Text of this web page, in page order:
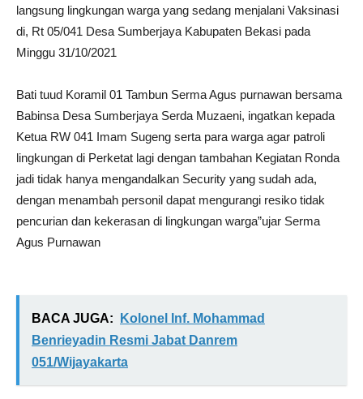
langsung lingkungan warga yang sedang menjalani Vaksinasi
di, Rt 05/041 Desa Sumberjaya Kabupaten Bekasi pada
Minggu 31/10/2021
Bati tuud Koramil 01 Tambun Serma Agus purnawan bersama
Babinsa Desa Sumberjaya Serda Muzaeni, ingatkan kepada
Ketua RW 041 Imam Sugeng serta para warga agar patroli
lingkungan di Perketat lagi dengan tambahan Kegiatan Ronda
jadi tidak hanya mengandalkan Security yang sudah ada,
dengan menambah personil dapat mengurangi resiko tidak
pencurian dan kekerasan di lingkungan warga”ujar Serma
Agus Purnawan
BACA JUGA:
Kolonel Inf. Mohammad
Benrieyadin Resmi Jabat Danrem
051/Wijayakarta